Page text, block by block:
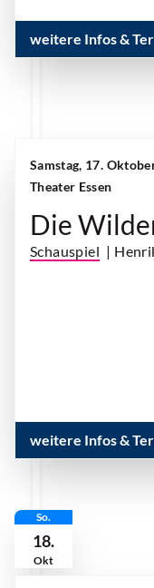
weitere Infos &
Samstag, 17.
Theater Essen
Die
Schauspiel |
weitere Infos &
So.
18.
Okt